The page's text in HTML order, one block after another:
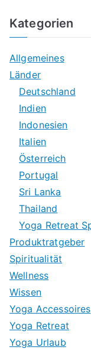
Kategorien
Allgemeines
Länder
Deutschland
Indien
Indonesien
Italien
Österreich
Portugal
Sri Lanka
Thailand
Yoga Retreat
Produktratgeber
Spiritualität
Wellness
Wissen
Yoga Accessoires
Yoga Retreat
Yoga Urlaub